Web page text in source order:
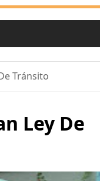
Tránsito
Ley De